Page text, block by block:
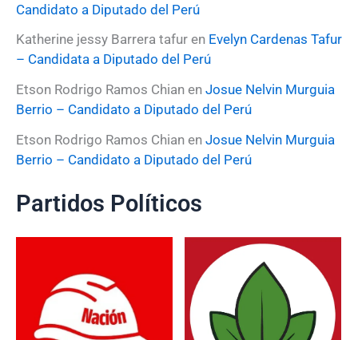
Candidato a Diputado del Perú
Katherine jessy Barrera tafur en Evelyn Cardenas Tafur
– Candidata a Diputado del Perú
Etson Rodrigo Ramos Chian en Josue Nelvin Murguia
Berrio – Candidato a Diputado del Perú
Etson Rodrigo Ramos Chian en Josue Nelvin Murguia
Berrio – Candidato a Diputado del Perú
Partidos Políticos